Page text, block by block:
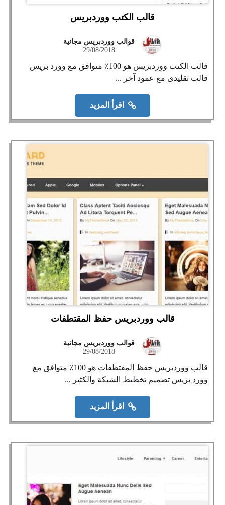
قالب الكتب ووردبريس
قوالب ووردبريس مجانية
29/08/2018
قالب الكتب ووردبريس هو 100٪ متوافق مع وورد بريس
قالب تقليدى مع عمود آخر ...
اقرأ المزيد
قالب ووردبريس حفظ المقتطفات
قوالب ووردبريس مجانية
29/08/2018
قالب ووردبريس حفظ المقتطفات هو 100٪ متوافق مع
وورد بريس تصميم تخطيط الشبكة والكثير ...
اقرأ المزيد